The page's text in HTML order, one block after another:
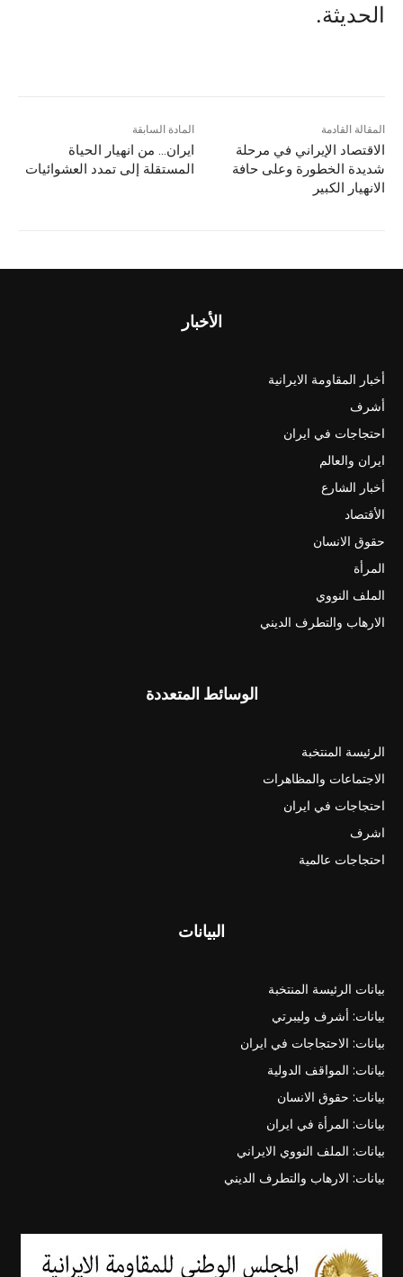
الحديثة.
المادة السابقة
ایران… من انهيار الحياة
المستقلة إلى تمدد العشوائيات
المقالة القادمة
الاقتصاد الإيراني في مرحلة
شديدة الخطورة وعلى حافة
الانهيار الكبير
الأخبار
أخبار المقاومة الايرانية
أشرف
احتجاجات في ايران
ايران والعالم
أخبار الشارع
الأقتصاد
حقوق الانسان
المرأة
الملف النووي
الارهاب والتطرف الديني
الوسائط المتعددة
الرئيسة المنتخبة
الاجتماعات والمظاهرات
احتجاجات في ايران
اشرف
احتجاجات عالمية
البيانات
بيانات الرئيسة المنتخبة
بيانات: أشرف وليبرتي
بيانات: الاحتجاجات في ايران
بيانات: المواقف الدولية
بيانات: حقوق الانسان
بيانات: المرأة في ايران
بيانات: الملف النووي الايراني
بيانات: الارهاب والتطرف الديني